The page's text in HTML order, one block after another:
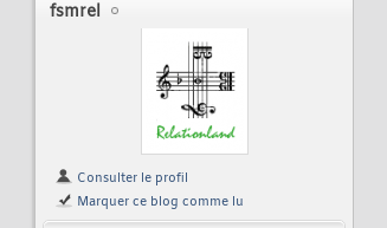
fsmrel
Consulter le profil
Marquer ce blog comme lu